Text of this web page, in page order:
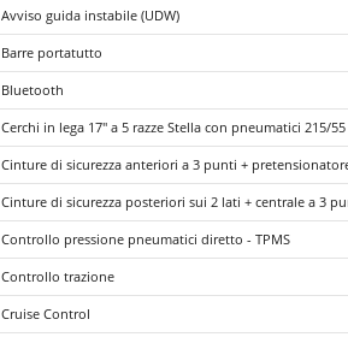
Avviso guida instabile (UDW)
Barre portatutto
Bluetooth
Cerchi in lega 17" a 5 razze Stella con pneumatici 215/55
Cinture di sicurezza anteriori a 3 punti +
Cinture di sicurezza posteriori sui 2 lati + centrale a 3
Controllo pressione pneumatici diretto - TPMS
Controllo trazione
Cruise Control